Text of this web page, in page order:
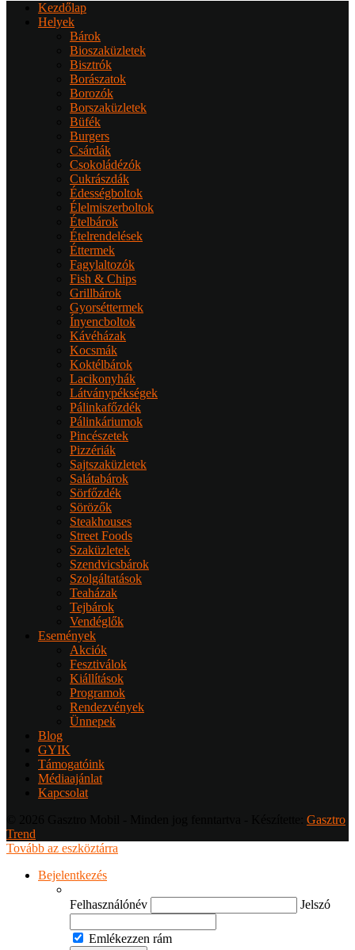
Kezdőlap
Helyek
Bárok
Bioszaküzletek
Bisztrók
Borászatok
Borozók
Borszaküzletek
Büfék
Burgers
Csárdák
Csokoládézók
Cukrászdák
Édességboltok
Élelmiszerboltok
Ételbárok
Ételrendelések
Éttermek
Fagylaltozók
Fish & Chips
Grillbárok
Gyorséttermek
Ínyencboltok
Kávéházak
Kocsmák
Koktélbárok
Lacikonyhák
Látványpékségek
Pálinkafőzdék
Pálinkáriumok
Pincészetek
Pizzériák
Sajtszaküzletek
Salátabárok
Sörfőzdék
Sörözők
Steakhouses
Street Foods
Szaküzletek
Szendvicsbárok
Szolgáltatások
Teaházak
Tejbárok
Vendéglők
Események
Akciók
Fesztiválok
Kiállítások
Programok
Rendezvények
Ünnepek
Blog
GYIK
Támogatóink
Médiaajánlat
Kapcsolat
Gasztro
Trend
Tovább az eszköztárra
Bejelentkezés
Felhasználónév Jelszó
Emlékezzen rám